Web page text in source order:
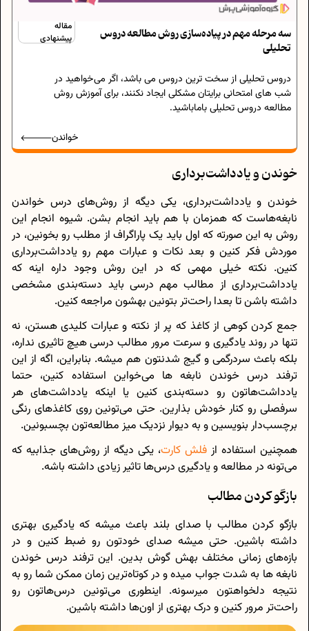
مقاله
پیشنهادی
سه مرحله مهم در پیاده‌سازی روش مطالعه دروس
تحلیلی
دروس تحلیلی از سخت ترین دروس می باشد، اگر می‌خواهید در
شب های امتحانی برایتان مشکلی ایجاد نکنند، برای آموزش روش
مطالعه دروس تحلیلی باماباشید.
خواندن
خوندن و یادداشت‌برداری
خوندن و یادداشت‌برداری، یکی دیگه از روش‌های درس خواندن
نابغه‌هاست که همزمان با هم باید انجام بشن. شیوه انجام این
روش به این صورته که اول باید یک پاراگراف از مطلب رو بخونین، در
موردش فکر کنین و بعد نکات و عبارات مهم رو یادداشت‌برداری
کنین. نکته خیلی مهمی که در این روش وجود داره اینه که
یادداشت‌برداری از مطالب مهم درسی باید دسته‌بندی مشخصی
داشته باشن تا بعدا راحت‌تر بتونین بهشون مراجعه کنین.
جمع کردن کوهی از کاغذ که پر از نکته و عبارات کلیدی هستن، نه
تنها در روند یادگیری و سرعت مرور مطالب درسی هیچ تاثیری نداره،
بلکه باعث سردرگمی و گیج شدنتون هم میشه. بنابراین، اگه از این
ترفند درس خوندن نابغه ها می‌خواین استفاده کنین، حتما
یادداشت‌هاتون رو دسته‌بندی کنین یا اینکه یادداشت‌های هر
سرفصلی رو کنار خودش بذارین. حتی می‌تونین روی کاغذهای رنگی
برچسب‌دار بنویسین و به دیوار نزدیک میز مطالعه‌تون بچسبونین.
همچنین استفاده از فلش کارت، یکی دیگه از روش‌های جذابیه که
می‌تونه در مطالعه و یادگیری درس‌ها تاثیر زیادی داشته باشه.
بازگو کردن مطالب
بازگو کردن مطالب با صدای بلند باعث میشه که یادگیری بهتری
داشته باشین. حتی میشه صدای خودتون رو ضبط کنین و در
بازه‌های زمانی مختلف بهش گوش بدین. این ترفند درس خوندن
نابغه ها به شدت جواب میده و در کوتاه‌ترین زمان ممکن شما رو به
نتیجه دلخواهتون میرسونه. اینطوری می‌تونین درس‌هاتون رو
راحت‌تر مرور کنین و درک بهتری از اون‌ها داشته باشین.